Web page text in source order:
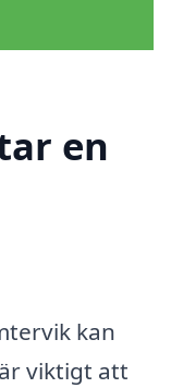
en
kan
viktigt att